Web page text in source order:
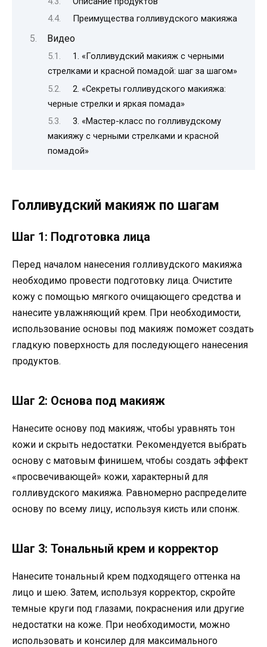
Преимущества голливудского макияжа
Видео
1. «Голливудский макияж с черными
стрелками и красной помадой: шаг за шагом»
2. «Секреты голливудского макияжа:
черные стрелки и яркая помада»
3. «Мастер-класс по голливудскому
макияжу с черными стрелками и красной
помадой»
Голливудский макияж по шагам
Шаг 1: Подготовка лица
Перед началом нанесения голливудского макияжа
необходимо провести подготовку лица. Очистите
кожу с помощью мягкого очищающего средства и
нанесите увлажняющий крем. При необходимости,
использование основы под макияж поможет создать
гладкую поверхность для последующего нанесения
продуктов.
Шаг 2: Основа под макияж
Нанесите основу под макияж, чтобы уравнять тон
кожи и скрыть недостатки. Рекомендуется выбрать
основу с матовым финишем, чтобы создать эффект
«просвечивающей» кожи, характерный для
голливудского макияжа. Равномерно распределите
основу по всему лицу, используя кисть или спонж.
Шаг 3: Тональный крем и корректор
Нанесите тональный крем подходящего оттенка на
лицо и шею. Затем, используя корректор, скройте
темные круги под глазами, покраснения или другие
недостатки на коже. При необходимости, можно
использовать и консилер для максимального